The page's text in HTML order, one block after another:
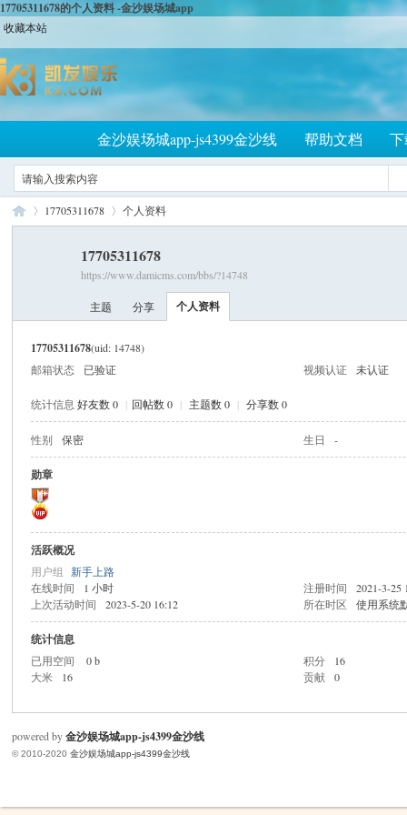
17705311678的个人资料 -金沙娱场城app
收藏本站
金沙娱场城app-js4399金沙线 帮助文档
17705311678 个人资料
17705311678
https://www.damicms.com/bbs/?14748
主题 分享 个人资料
17705311678(uid: 14748)
邮箱状态
已验证 视频认证 未认证
统计信息 好友数 0 | 回帖数 0 | 主题数 0 | 分享数 0
性别 保密 生日 -
勋章
活跃概况
用户组 新手上路
在线时间
1 小时 注册时间
2021-3-25
上次活动时间
2023-5-20 16:12 所在时区 使用系统
统计信息
已用空间 0 b 积分
16
大米
16 贡献 0
powered by金沙娱场城app-js4399金沙线
© 2010-2020 金沙娱场城app-js4399金沙线